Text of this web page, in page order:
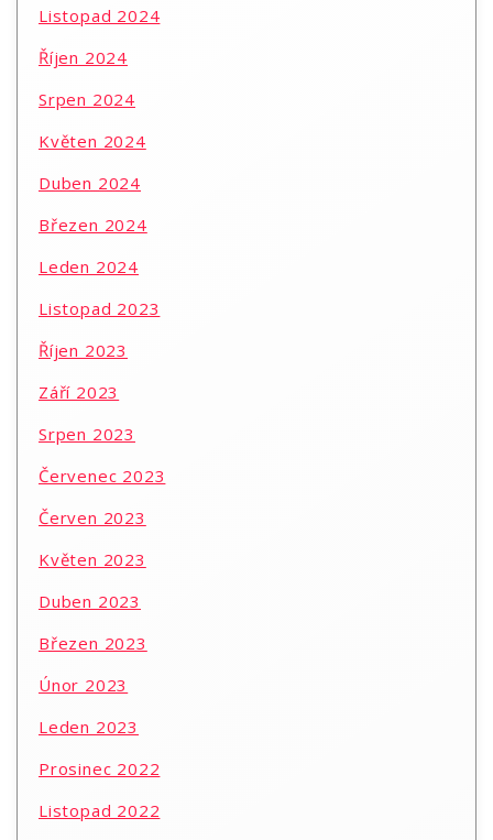
Listopad 2024
Říjen 2024
Srpen 2024
Květen 2024
Duben 2024
Březen 2024
Leden 2024
Listopad 2023
Říjen 2023
Září 2023
Srpen 2023
Červenec 2023
Červen 2023
Květen 2023
Duben 2023
Březen 2023
Únor 2023
Leden 2023
Prosinec 2022
Listopad 2022